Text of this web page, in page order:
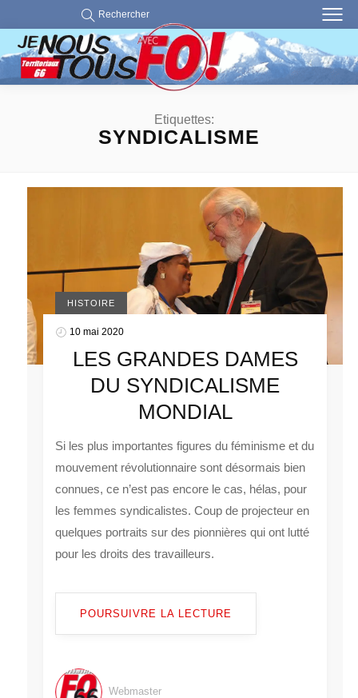
Rechercher
Etiquettes:
SYNDICALISME
HISTOIRE
10 mai 2020
LES GRANDES DAMES
DU SYNDICALISME
MONDIAL
Si les plus importantes figures du féminisme et du
mouvement révolutionnaire sont désormais bien
connues, ce n’est pas encore le cas, hélas, pour
les femmes syndicalistes. Coup de projecteur en
quelques portraits sur des pionnières qui ont lutté
pour les droits des travailleurs.
POURSUIVRE LA LECTURE
Webmaster